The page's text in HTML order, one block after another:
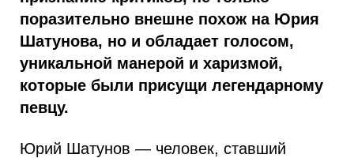
поразительно внешне похож на Юрия
Шатунова, но и обладает голосом,
уникальной манерой и харизмой,
которые были присущи легендарному
певцу.
Юрий Шатунов — человек, ставший